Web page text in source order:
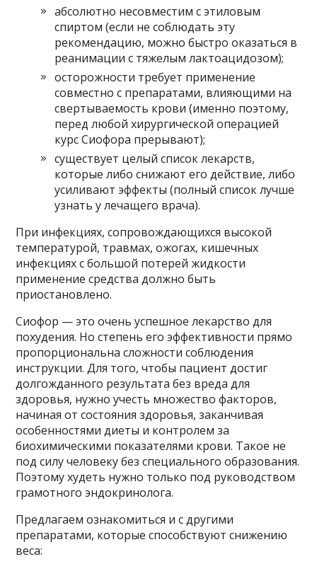
абсолютно несовместим с этиловым
спиртом (если не соблюдать эту
рекомендацию, можно быстро оказаться в
реанимации с тяжелым лактоацидозом);
осторожности требует применение
совместно с препаратами, влияющими на
свертываемость крови (именно поэтому,
перед любой хирургической операцией
курс Сиофора прерывают);
существует целый список лекарств,
которые либо снижают его действие, либо
усиливают эффекты (полный список лучше
узнать у лечащего врача).
При инфекциях, сопровождающихся высокой
температурой, травмах, ожогах, кишечных
инфекциях с большой потерей жидкости
применение средства должно быть
приостановлено.
Сиофор — это очень успешное лекарство для
похудения. Но степень его эффективности прямо
пропорциональна сложности соблюдения
инструкции. Для того, чтобы пациент достиг
долгожданного результата без вреда для
здоровья, нужно учесть множество факторов,
начиная от состояния здоровья, заканчивая
особенностями диеты и контролем за
биохимическими показателями крови. Такое не
под силу человеку без специального образования.
Поэтому худеть нужно только под руководством
грамотного эндокринолога.
Предлагаем ознакомиться и с другими
препаратами, которые способствуют снижению
веса: